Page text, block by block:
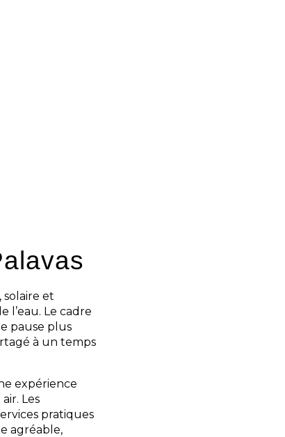
solaire et
l’eau. Le cadre
pause plus
à un temps
expérience
Les
pratiques
agréable,